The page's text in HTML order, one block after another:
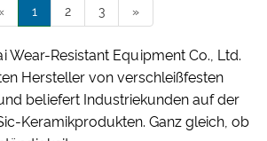
1 2 3 »
Wear-Resistant Equipment Co., Ltd.
Hersteller von verschleißfesten
beliefert Industriekunden auf der
Keramikprodukten. Ganz gleich, ob